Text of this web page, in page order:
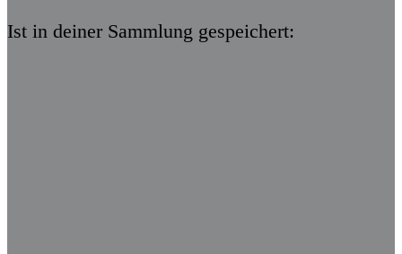
Ist in deiner Sammlung gespeichert: